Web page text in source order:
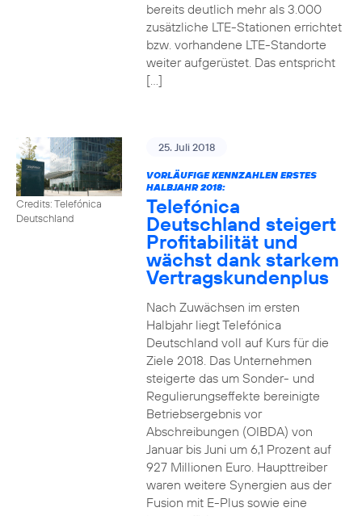
bereits deutlich mehr als 3.000
zusätzliche LTE-Stationen errichtet
bzw. vorhandene LTE-Standorte
weiter aufgerüstet. Das entspricht
[…]
Credits: Telefónica
Deutschland
25. Juli 2018
VORLÄUFIGE KENNZAHLEN ERSTES
HALBJAHR 2018:
Telefónica
Deutschland steigert
Profitabilität und
wächst dank starkem
Vertragskundenplus
Nach Zuwächsen im ersten
Halbjahr liegt Telefónica
Deutschland voll auf Kurs für die
Ziele 2018. Das Unternehmen
steigerte das um Sonder- und
Regulierungseffekte bereinigte
Betriebsergebnis vor
Abschreibungen (OIBDA) von
Januar bis Juni um 6,1 Prozent auf
927 Millionen Euro. Haupttreiber
waren weitere Synergien aus der
Fusion mit E-Plus sowie eine